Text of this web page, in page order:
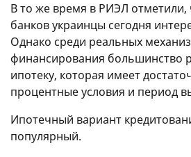
В то же время в РИЭЛ отметили,
банков украинцы сегодня
Однако среди реальных
финансирования большинство
ипотеку, которая имеет
процентные условия и период
Ипотечный вариант
популярный.